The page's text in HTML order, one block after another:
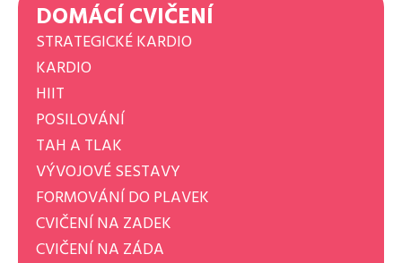
DOMÁCÍ CVIČENÍ
STRATEGICKÉ KARDIO
KARDIO
HIIT
POSILOVÁNÍ
TAH A TLAK
VÝVOJOVÉ SESTAVY
FORMOVÁNÍ DO PLAVEK
CVIČENÍ NA ZADEK
CVIČENÍ NA ZÁDA